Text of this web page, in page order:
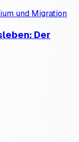
und Migration
Der